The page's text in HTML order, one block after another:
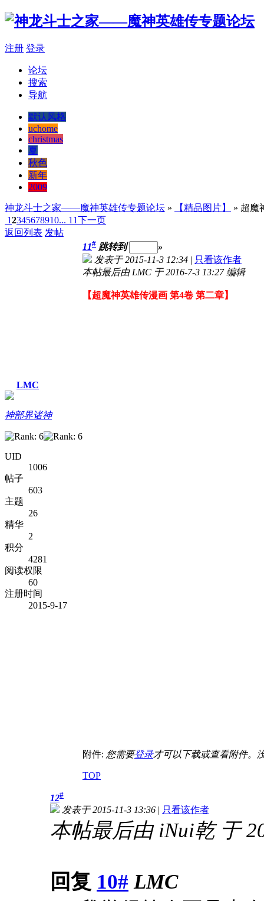
注册 登录
论坛
搜索
导航
默认风格
uchome
christmas
夏
秋色
新年
2009
神龙斗士之家——魔神英雄传专题论坛 » 【精品图片】
» 超魔
12345678910... 11下一页
返回列表 发帖
LMC
神部界诸神
UID
1006
帖子
603
主题
26
精华
2
积分
4281
阅读权限
60
注册时间
2015-9-17
11# 跳转到
»
发表于 2015-11-3 12:34 | 只看该作者
本帖最后由 LMC 于 2016-7-3 13:27 编辑
【超魔神英雄传漫画 第4卷 第二章】
附件: 您需要登录才可以下载或查看附件。
TOP
12#
发表于 2015-11-3 13:36 | 只看该作者
本帖最后由 iNui乾 于
回复 10# LMC